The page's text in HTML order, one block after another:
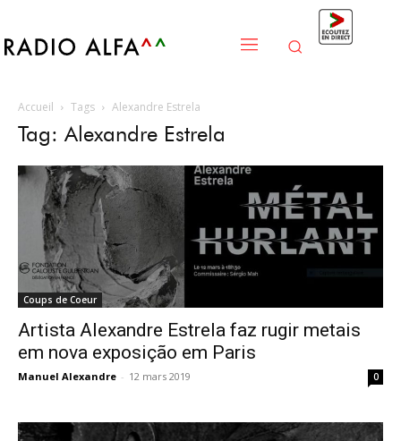
Accueil Tags Alexandre Estrela
Tag: Alexandre Estrela
Coups de Coeur
Artista Alexandre Estrela faz rugir metais
em nova exposição em Paris
Manuel Alexandre - 12 mars 2019 0